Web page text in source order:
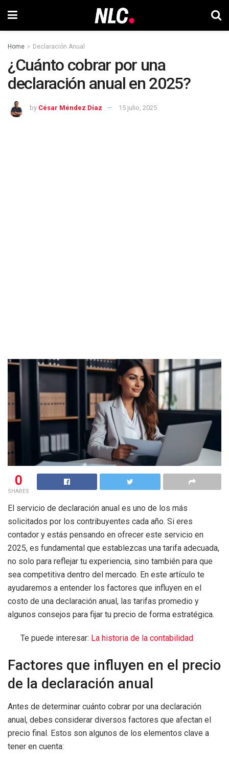
Home Declaración Anual
¿Cuánto cobrar por una
declaración anual en 2025?
by César Méndez Díaz 15 julio, 2025
0
SHARES
El servicio de declaración anual es uno de los más
solicitados por los contribuyentes cada año. Si eres
contador y estás pensando en ofrecer este servicio en
2025, es fundamental que establezcas una tarifa adecuada,
no solo para reflejar tu experiencia, sino también para que
sea competitiva dentro del mercado. En este artículo te
ayudaremos a entender los factores que influyen en el
costo de una declaración anual, las tarifas promedio y
algunos consejos para fijar tu precio de forma estratégica.
Te puede interesar: La historia de la contabilidad
Factores que influyen en el precio
de la declaración anual
Antes de determinar cuánto cobrar por una declaración
anual, debes considerar diversos factores que afectan el
precio final. Estos son algunos de los elementos clave a
tener en cuenta: